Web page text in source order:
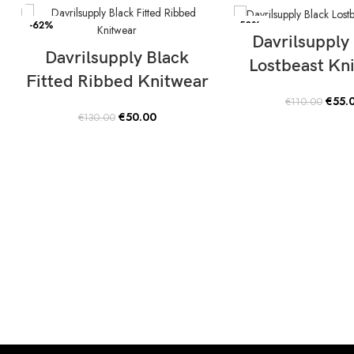
-62%
Davrilsupply Black
Fitted Ribbed Knitwear
€130.00 Original
€50.00Current
-50%
Davrilsupply
Lostbeast
€110.00 €